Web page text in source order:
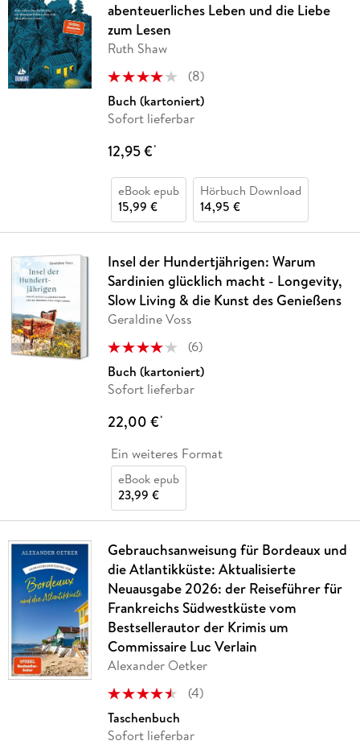
abenteuerliches Leben und die Liebe
zum Lesen
Ruth Shaw
(8)
Buch (kartoniert)
Sofort lieferbar
12,95 €*
eBook epub
15,99 €
Hörbuch Download
14,95 €
Insel der Hundertjährigen: Warum
Sardinien glücklich macht - Longevity,
Slow Living & die Kunst des Genießens
Geraldine Voss
(6)
Buch (kartoniert)
Sofort lieferbar
22,00 €*
Ein weiteres Format
eBook epub
23,99 €
Gebrauchsanweisung für Bordeaux und
die Atlantikküste: Aktualisierte
Neuausgabe 2026: der Reiseführer für
Frankreichs Südwestküste vom
Bestsellerautor der Krimis um
Commissaire Luc Verlain
Alexander Oetker
(4)
Taschenbuch
Sofort lieferbar